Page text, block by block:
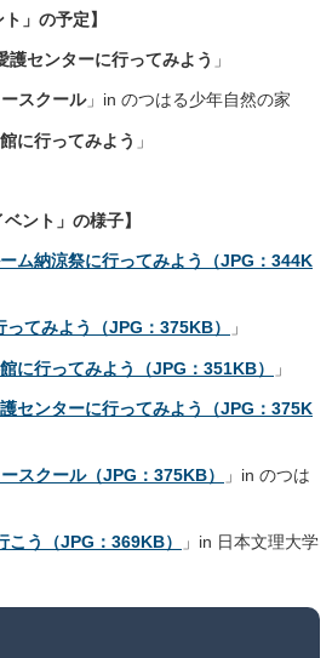
」の予定】
護センターに行ってみよう 」
スクール」in のつはる少年自然の家
に行ってみよう 」
ント」の様子】
ム納涼祭に行ってみよう（JPG：344K
てみよう（JPG：375KB） 」
に行ってみよう（JPG：351KB） 」
センターに行ってみよう（JPG：375K
スクール（JPG：375KB）
」in のつは
こう（JPG：369KB）
」in 日本文理大学